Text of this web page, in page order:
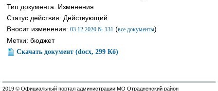
Тип документа: Изменения
Статус действия: Действующий
Вносит изменения: 03.12.2020 № 131 (все документы)
Метки: бюджет
Скачать документ (docx, 299 Кб)
2019 © Официальный портал администрации МО Отрадненский район